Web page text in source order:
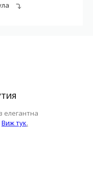
елегантна
Виж тук.